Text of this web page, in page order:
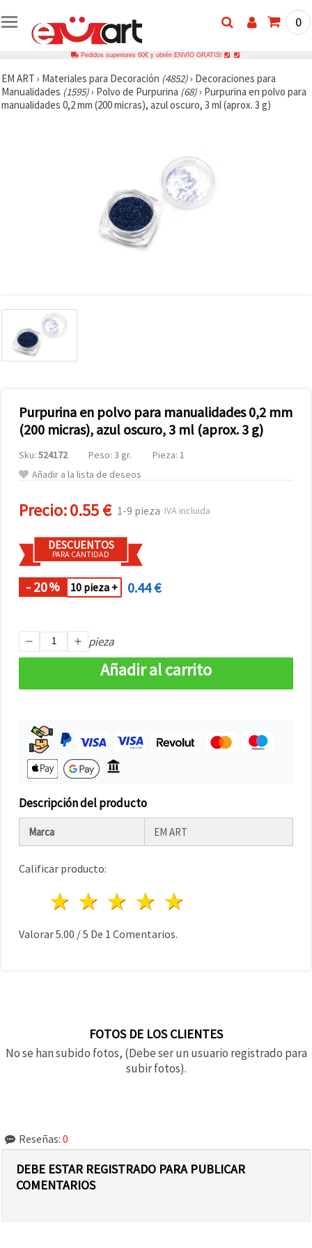
0
Pedidos superiores 60€ y obtén ENVÍO GRATIS!
EM ART › Materiales para Decoración (4852)› Decoraciones para
Manualidades (1595)› Polvo de Purpurina (68)› Purpurina en polvo para
manualidades 0,2 mm (200 micras), azul oscuro, 3 ml (aprox. 3 g)
Purpurina en polvo para manualidades 0,2 mm
(200 micras), azul oscuro, 3 ml (aprox. 3 g)
Sku: 524172 Peso: 3 gr.
Pieza: 1
Añadir a la lista de deseos
Precio:0.55 € 1-9 pieza IVA incluida
DESCUENTOS
PARA CANTIDAD
- 20% 10 pieza + 0.44 €
pieza
Añadir al carrito
Descripción del producto
Marca EM ART
Calificar producto:
4 estrellas
3 estrellas
2 estrellas
1 estrella
Valorar5.00 /5 De 1 Comentarios.
FOTOS DE LOS CLIENTES
No se han subido fotos, (Debe ser un usuario registrado para
subir fotos).
Reseñas: 0
DEBE ESTAR REGISTRADO PARA PUBLICAR
COMENTARIOS